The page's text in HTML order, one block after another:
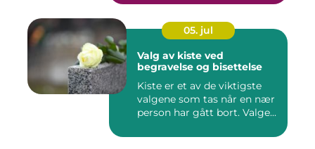
05. jul
Valg av kiste ved
begravelse og bisettelse
Kiste er et av de viktigste
valgene som tas når en nær
person har gått bort. Valge...